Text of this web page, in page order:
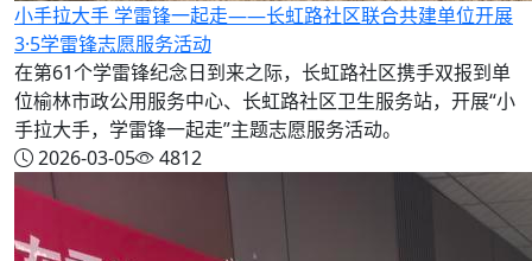
小手拉大手 学雷锋一起走——长虹路社区联合共建单位开展
3·5学雷锋志愿服务活动
在第61个学雷锋纪念日到来之际，长虹路社区携手双报到单
位榆林市政公用服务中心、长虹路社区卫生服务站，开展“小
手拉大手，学雷锋一起走”主题志愿服务活动。
2026-03-05
4812